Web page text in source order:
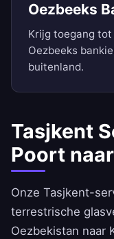
Oezbeeks
Krijg toegang tot
Oezbeeks
buitenland.
Tasjkent
Poort
Onze Tasjkent-
terrestrische
Oezbekistan naar